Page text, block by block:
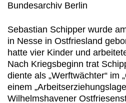
Bundesarchiv Berlin
Sebastian Schipper wurde
in Nesse in Ostfriesland
hatte vier Kinder und
Nach Kriegsbeginn trat
diente als „Werftwächter“ im
einem
Wilhelmshavener